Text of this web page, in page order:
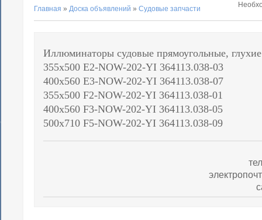
Главная » Доска объявлений » Судовые запчасти
Иллюминаторы судовые прямоугольные, глухие
355х500 Е2-NOW-202-YI 364113.038-03
400х560 Е3-NOW-202-YI 364113.038-07
355х500 F2-NOW-202-YI 364113.038-01
400х560 F3-NOW-202-YI 364113.038-05
500х710 F5-NOW-202-YI 364113.038-09